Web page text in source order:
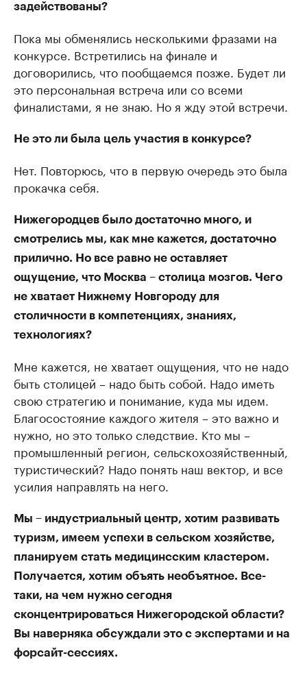
задействованы?
Пока мы обменялись несколькими фразами на
конкурсе. Встретились на финале и
договорились, что пообщаемся позже. Будет ли
это персональная встреча или со всеми
финалистами, я не знаю. Но я жду этой встречи.
Не это ли была цель участия в конкурсе?
Нет. Повторюсь, что в первую очередь это была
прокачка себя.
Нижегородцев было достаточно много, и
смотрелись мы, как мне кажется, достаточно
прилично. Но все равно не оставляет
ощущение, что Москва – столица мозгов. Чего
не хватает Нижнему Новгороду для
столичности в компетенциях, знаниях,
технологиях?
Мне кажется, не хватает ощущения, что не надо
быть столицей – надо быть собой. Надо иметь
свою стратегию и понимание, куда мы идем.
Благосостояние каждого жителя – это важно и
нужно, но это только следствие. Кто мы –
промышленный регион, сельскохозяйственный,
туристический? Надо понять наш вектор, и все
усилия направлять на него.
Мы – индустриальный центр, хотим развивать
туризм, имеем успехи в сельском хозяйстве,
планируем стать медицинсским кластером.
Получается, хотим объять необъятное. Все-
таки, на чем нужно сегодня
сконцентрироваться Нижегородской области?
Вы наверняка обсуждали это с экспертами и на
форсайт-сессиях.